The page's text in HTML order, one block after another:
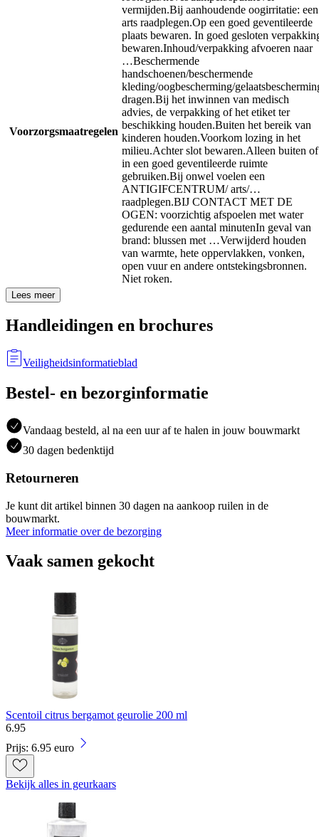
Voorzorgsmaatregelen
vermijden.Bij aanhoudende oogirritatie: een
arts raadplegen.Op een goed geventileerde
plaats bewaren. In goed gesloten
bewaren.Inhoud/verpakking afvoeren naar
…Beschermende
handschoenen/beschermende
kleding/oogbescherming/
dragen.Bij het inwinnen van medisch
advies, de verpakking of het etiket ter
beschikking houden.Buiten het bereik van
kinderen houden.Voorkom lozing in het
milieu.Achter slot bewaren.Alleen buiten of
in een goed geventileerde ruimte
gebruiken.Bij onwel voelen een
ANTIGIFCENTRUM/ arts/…
raadplegen.BIJ CONTACT MET DE
OGEN: voorzichtig afspoelen met water
gedurende een aantal minutenIn geval van
brand: blussen met …Verwijderd houden
van warmte, hete oppervlakken, vonken,
open vuur en andere ontstekingsbronnen.
Niet roken.
Lees meer
Handleidingen en brochures
Veiligheidsinformatieblad
Bestel- en bezorginformatie
Vandaag besteld, al na een uur af te halen in jouw bouwmarkt
30 dagen bedenktijd
Retourneren
Je kunt dit artikel binnen 30 dagen na aankoop ruilen in de
bouwmarkt.
Meer informatie over de bezorging
Vaak samen gekocht
Scentoil citrus bergamot geurolie 200 ml
6.95
Prijs: 6.95 euro
Bekijk alles in geurkaars